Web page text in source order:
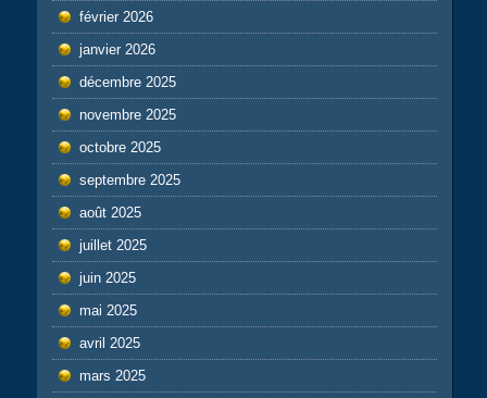
février 2026
janvier 2026
décembre 2025
novembre 2025
octobre 2025
septembre 2025
août 2025
juillet 2025
juin 2025
mai 2025
avril 2025
mars 2025